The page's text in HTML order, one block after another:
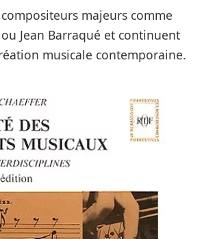
majeurs comme
Jean Barraqué et continuent
musicale contemporaine.